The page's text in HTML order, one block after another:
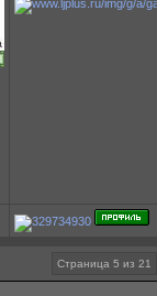
Страница 5 из 21